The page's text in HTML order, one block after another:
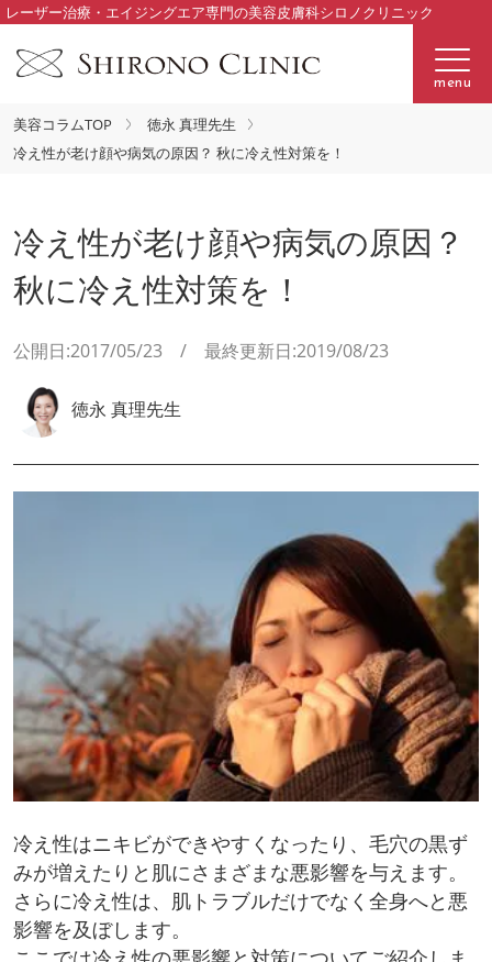
レーザー治療・エイジングエア専門の美容皮膚科シロノクリニック
menu
美容コラムTOP
徳永 真理先生
冷え性が老け顔や病気の原因？ 秋に冷え性対策を！
冷え性が老け顔や病気の原因？
秋に冷え性対策を！
公開日:2017/05/23 / 最終更新日:2019/08/23
徳永 真理先生
冷え性はニキビができやすくなったり、毛穴の黒ず
みが増えたりと肌にさまざまな悪影響を与えます。
さらに冷え性は、肌トラブルだけでなく全身へと悪
影響を及ぼします。